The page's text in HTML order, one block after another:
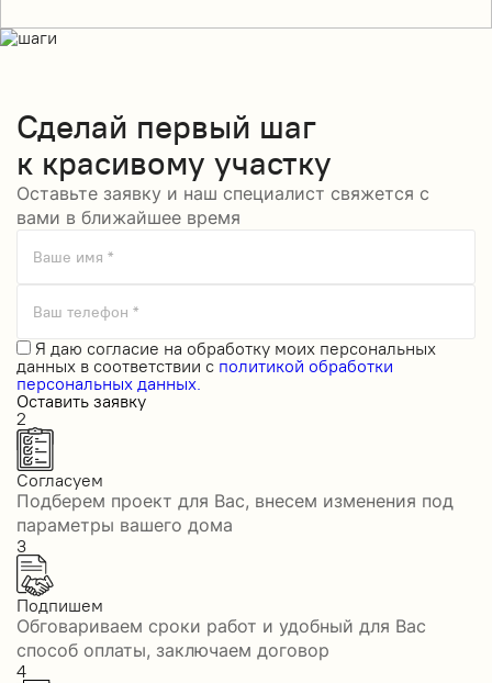
Сделай первый шаг
к красивому участку
Оставьте заявку и наш специалист свяжется с
вами в ближайшее время
Ваше имя *
Ваш телефон *
Я даю согласие на обработку моих персональных
данных в соответствии с политикой обработки
персональных данных.
Оставить заявку
2
Согласуем
Подберем проект для Вас, внесем изменения под
параметры вашего дома
3
Подпишем
Обговариваем сроки работ и удобный для Вас
способ оплаты, заключаем договор
4